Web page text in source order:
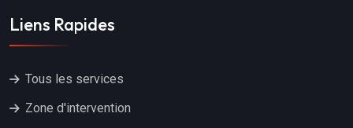
Liens Rapides
Tous les services
Zone d'intervention